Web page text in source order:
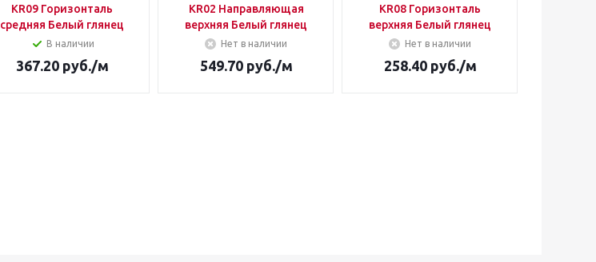
KR09 Горизонталь
средняя Белый глянец
В наличии
367.20руб./м
KR02 Направляющая
верхняя Белый глянец
Нет в наличии
549.70руб./м
KR08 Горизонталь
верхняя Белый глянец
Нет в наличии
258.40руб./м